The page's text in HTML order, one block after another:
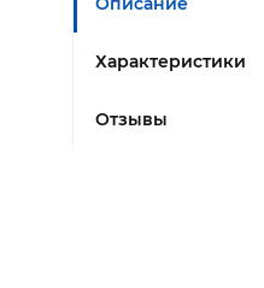
Характеристики
Отзывы